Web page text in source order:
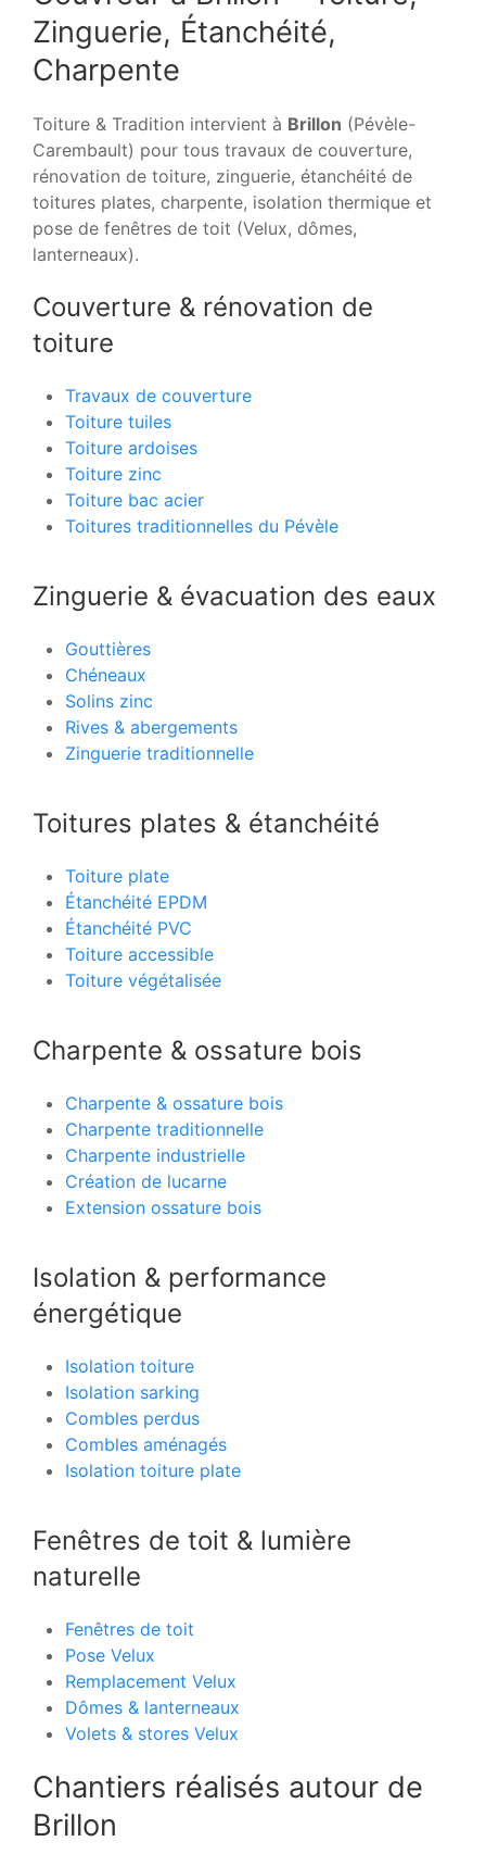
Zinguerie, Étanchéité,
Charpente
Toiture & Tradition intervient à Brillon (Pévèle-
Carembault) pour tous travaux de couverture,
rénovation de toiture, zinguerie, étanchéité de
toitures plates, charpente, isolation thermique et
pose de fenêtres de toit (Velux, dômes,
lanterneaux).
Couverture & rénovation de
toiture
Travaux de couverture
Toiture tuiles
Toiture ardoises
Toiture zinc
Toiture bac acier
Toitures traditionnelles du Pévèle
Zinguerie & évacuation des eaux
Gouttières
Chéneaux
Solins zinc
Rives & abergements
Zinguerie traditionnelle
Toitures plates & étanchéité
Toiture plate
Étanchéité EPDM
Étanchéité PVC
Toiture accessible
Toiture végétalisée
Charpente & ossature bois
Charpente & ossature bois
Charpente traditionnelle
Charpente industrielle
Création de lucarne
Extension ossature bois
Isolation & performance
énergétique
Isolation toiture
Isolation sarking
Combles perdus
Combles aménagés
Isolation toiture plate
Fenêtres de toit & lumière
naturelle
Fenêtres de toit
Pose Velux
Remplacement Velux
Dômes & lanterneaux
Volets & stores Velux
Chantiers réalisés autour de
Brillon